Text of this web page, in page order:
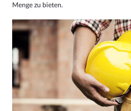
Menge zu bieten.